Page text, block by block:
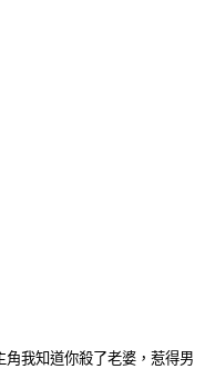
我知道你殺了老婆，惹得男